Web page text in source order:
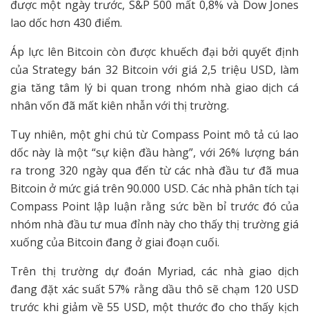
được một ngày trước, S&P 500 mất 0,8% và Dow Jones
lao dốc hơn 430 điểm.
Áp lực lên Bitcoin còn được khuếch đại bởi quyết định
của Strategy bán 32 Bitcoin với giá 2,5 triệu USD, làm
gia tăng tâm lý bi quan trong nhóm nhà giao dịch cá
nhân vốn đã mất kiên nhẫn với thị trường.
Tuy nhiên, một ghi chú từ Compass Point mô tả cú lao
dốc này là một “sự kiện đầu hàng”, với 26% lượng bán
ra trong 320 ngày qua đến từ các nhà đầu tư đã mua
Bitcoin ở mức giá trên 90.000 USD. Các nhà phân tích tại
Compass Point lập luận rằng sức bền bỉ trước đó của
nhóm nhà đầu tư mua đỉnh này cho thấy thị trường giá
xuống của Bitcoin đang ở giai đoạn cuối.
Trên thị trường dự đoán Myriad, các nhà giao dịch
đang đặt xác suất 57% rằng dầu thô sẽ chạm 120 USD
trước khi giảm về 55 USD, một thước đo cho thấy kịch